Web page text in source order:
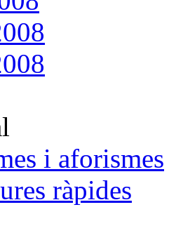
i aforismes
ràpides